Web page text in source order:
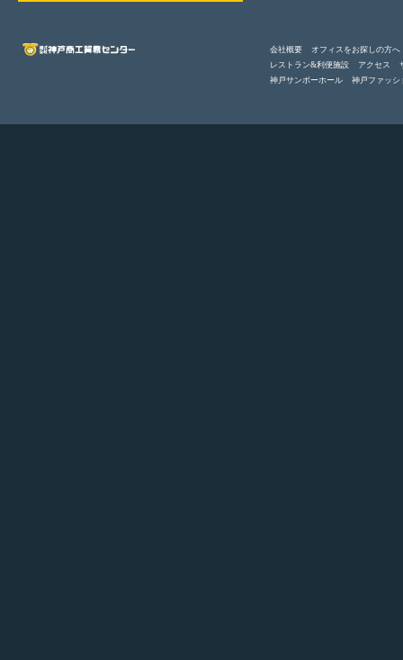
会社概要
オフィスをお探しの方へ
レストラン&利便施設
アクセス
神戸サンボーホール
神戸ファッシ